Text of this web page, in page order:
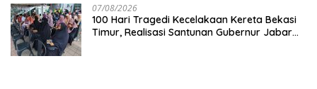
07/08/2026
100 Hari Tragedi Kecelakaan Kereta Bekasi
Timur, Realisasi Santunan Gubernur Jabar